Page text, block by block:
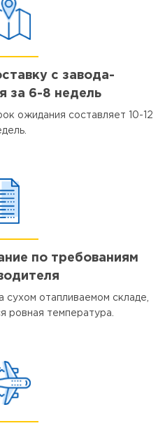
с завода-
за 6-8 недель
ожидания составляет 10-12
по требованиям
сухом отапливаемом складе,
ровная температура.